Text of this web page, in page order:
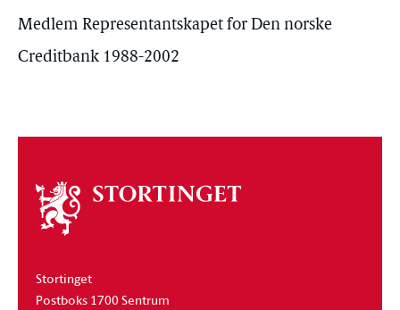
Medlem Representantskapet for Den norske
Creditbank 1988-2002
Om
stortinget
Stortinget
Postboks 1700 Sentrum